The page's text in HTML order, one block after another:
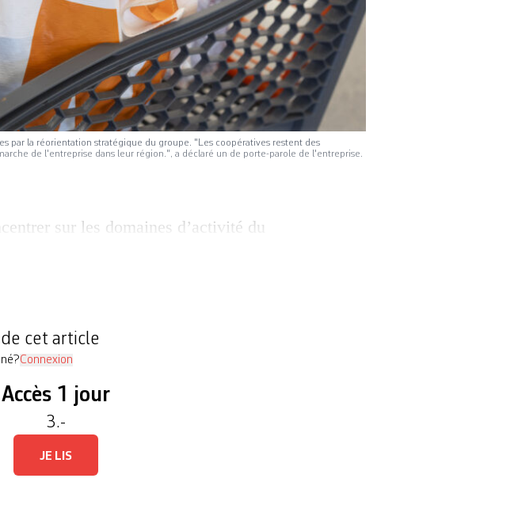
par la réorientation stratégique du groupe. "Les coopératives restent des
de l'entreprise dans leur région.", a déclaré un de porte-parole de l'entreprise.
sur les domaines d’activité du
cet article
Connexion
Accès 1 jour
3.-
JE LIS